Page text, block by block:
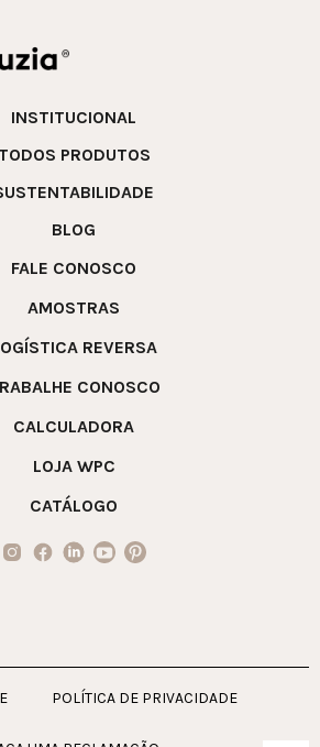
INSTITUCIONAL
TODOS PRODUTOS
BLOG
FALE CONOSCO
AMOSTRAS
REVERSA
CONOSCO
CALCULADORA
LOJA WPC
CATÁLOGO
POLÍTICA DE PRIVACIDADE